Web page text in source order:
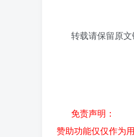
转载请保留原文
免责声明：
赞助功能仅仅作为